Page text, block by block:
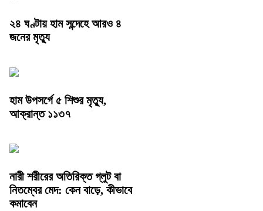
২৪ ঘণ্টায় হাম সন্দেহে আরও ৪
জনের মৃত্যু
হাম উপসর্গে ৫ শিশুর মৃত্যু,
আক্রান্ত ১১৩৭
নারী শরীরের অতিরিক্ত গ্লুট বা
নিতম্বের মেদ: কেন বাড়ে, কীভাবে
কমাবেন